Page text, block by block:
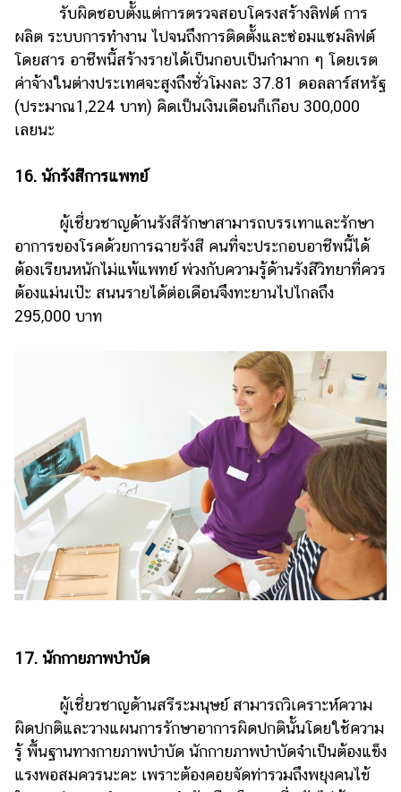
รับผิดชอบตั้งแต่การตรวจสอบโครงสร้างลิฟต์ การ
ผลิต ระบบการทำงาน ไปจนถึงการติดตั้งและซ่อมแซมลิฟต์
โดยสาร อาชีพนี้สร้างรายได้เป็นกอบเป็นกำมาก ๆ โดยเรต
ค่าจ้างในต่างประเทศจะสูงถึงชั่วโมงละ 37.81 ดอลลาร์สหรัฐ
(ประมาณ1,224 บาท) คิดเป็นเงินเดือนก็เกือบ 300,000
เลยนะ
16. นักรังสีการแพทย์
ผู้เชี่ยวชาญด้านรังสีรักษาสามารถบรรเทาและรักษา
อาการของโรคด้วยการฉายรังสี คนที่จะประกอบอาชีพนี้ได้
ต้องเรียนหนักไม่แพ้แพทย์ พ่วงกับความรู้ด้านรังสีวิทยาที่ควร
ต้องแม่นเป๊ะ สนนรายได้ต่อเดือนจึงทะยานไปไกลถึง
295,000 บาท
17. นักกายภาพบำบัด
ผู้เชี่ยวชาญด้านสรีระมนุษย์ สามารถวิเคราะห์ความ
ผิดปกติและวางแผนการรักษาอาการผิดปกตินั้นโดยใช้ความ
รู้ พื้นฐานทางกายภาพบำบัด นักกายภาพบำบัดจำเป็นต้องแข็ง
แรงพอสมควรนะคะ เพราะต้องคอยจัดท่ารวมถึงพยุงคนไข้